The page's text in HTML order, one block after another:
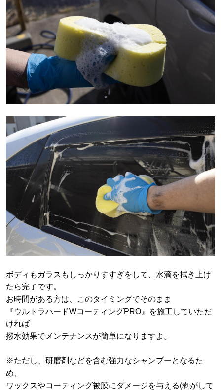
ボディもガラスもしっかりすすぎをして、水滴を拭き上げ
たら完了です。
お時間がある方は、このタイミングでそのまま
『ウルトラハードWコーティングPRO』を施工していただ
ければ
撥水効果でメンテナンスが簡単になりますよ。
※ただし、研磨剤などを含む強力なシャンプーとなるた
め、
ワックスやコーティング被膜にダメージを与える(剥がして